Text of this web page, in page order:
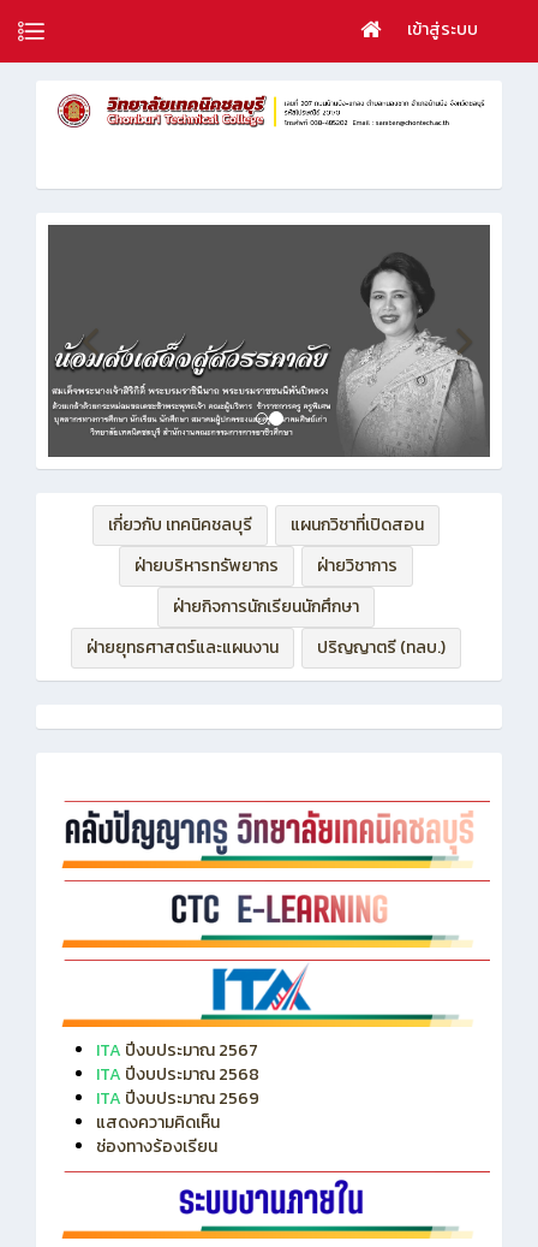
เข้าสู่ระบบ
เกี่ยวกับ เทคนิคชลบุรี
แผนกวิชาที่เปิดสอน
ฝ่ายบริหารทรัพยากร
ฝ่ายวิชาการ
ฝ่ายกิจการนักเรียนนักศึกษา
ฝ่ายยุทธศาสตร์และแผนงาน
ปริญญาตรี (ทลบ.)
ITA ปีงบประมาณ 2567
ITA ปีงบประมาณ 2568
ITA ปีงบประมาณ 2569
แสดงความคิดเห็น
ช่องทางร้องเรียน